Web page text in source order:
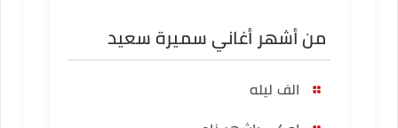
من أشهر أغاني سميرة سعيد
الف ليله